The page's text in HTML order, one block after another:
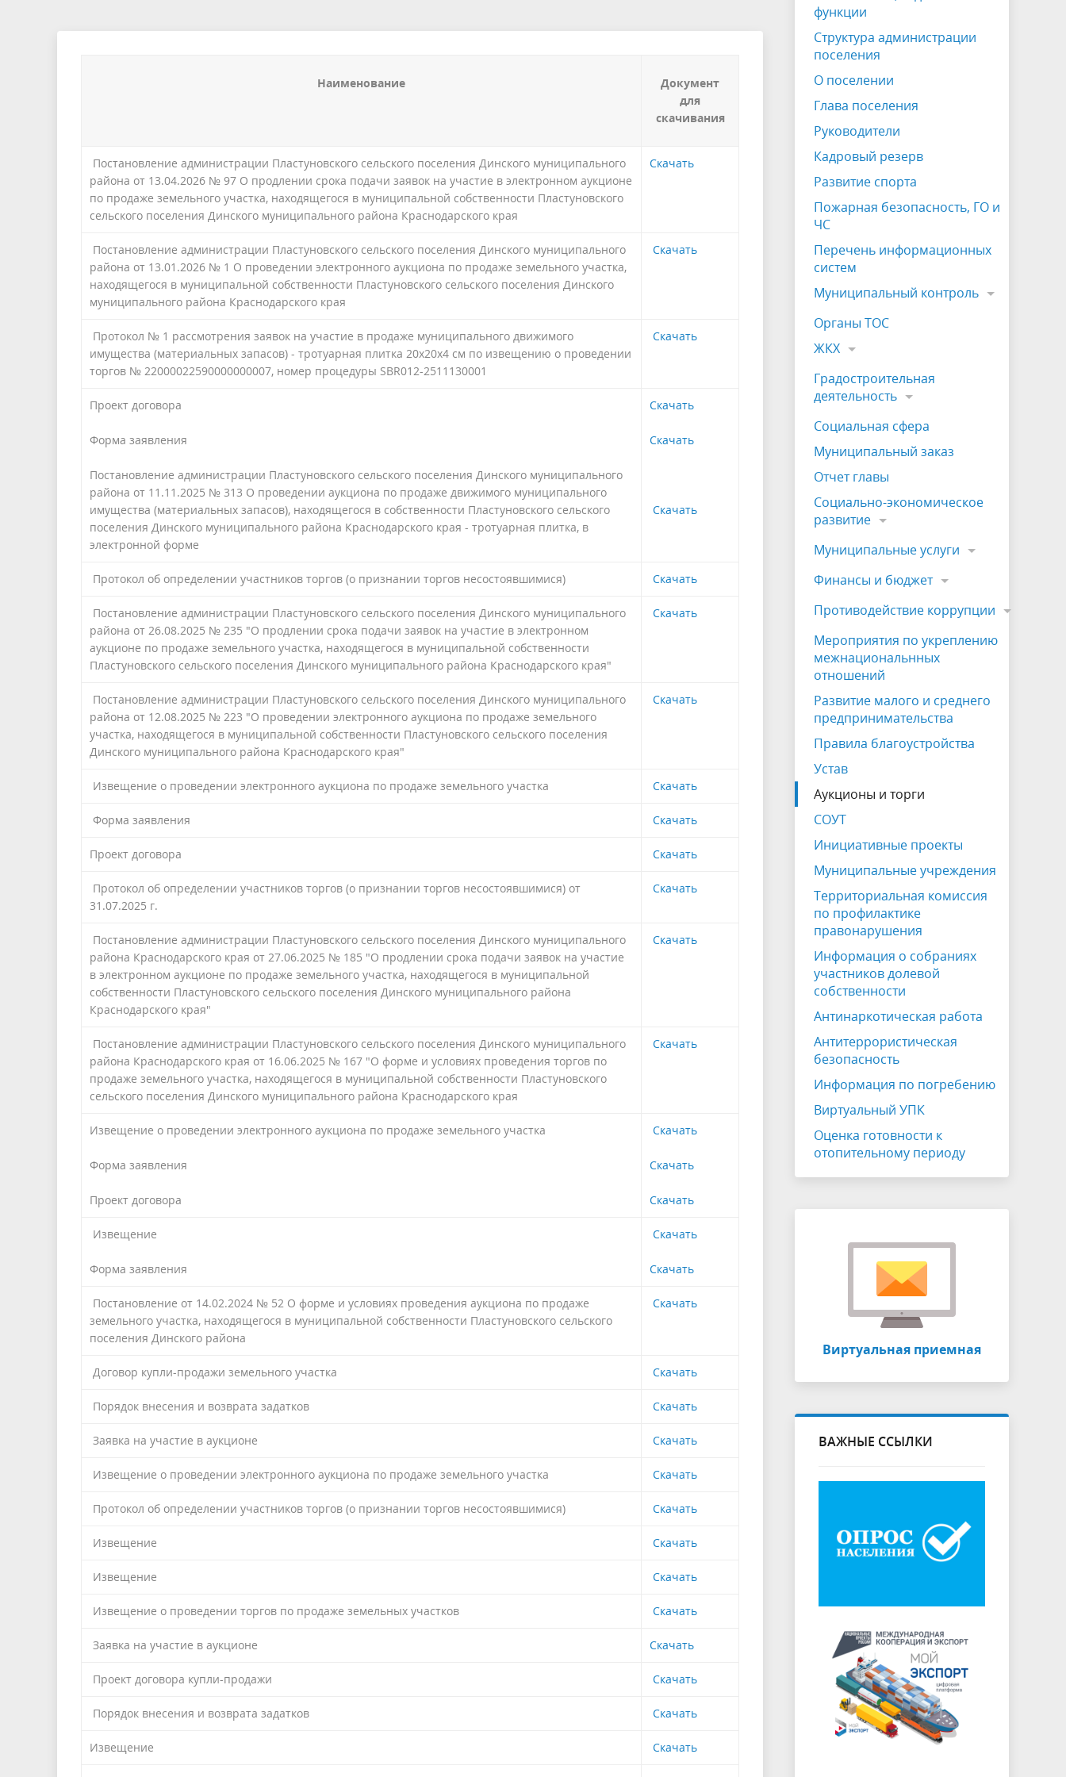
Отчет главы
Правила благоустройства
Инициативные проекты
Муниципальные учреждения
Территориальная комиссия по
профилактике правонарушения
Информация о собраниях участников
долевой собственности
Антинаркотическая работа
Антитеррористическая безопасность
Виртуальный УПК
Оценка готовности к отопительному
периоду
Публичные слушания
обязательствах имущественного
Наименование
Документ
для
скачивания
Постановление администрации Пластуновского сельского поселения Динского муниципального
района от 13.04.2026 № 97 О продлении срока подачи заявок на участие в электронном аукционе
по продаже земельного участка, находящегося в муниципальной собственности Пластуновского
сельского поселения Динского муниципального района Краснодарского края
Скачать
Постановление администрации Пластуновского сельского поселения Динского муниципального
района от 13.01.2026 № 1 О проведении электронного аукциона по продаже земельного участка,
находящегося в муниципальной собственности Пластуновского сельского поселения Динского
муниципального района Краснодарского края
Скачать
Протокол № 1 рассмотрения заявок на участие в продаже муниципального движимого
имущества (материальных запасов) - тротуарная плитка 20х20х4 см по извещению о проведении
торгов № 22000022590000000007, номер процедуры SBR012-2511130001
Скачать
Проект договора
Форма заявления
Постановление администрации Пластуновского сельского поселения Динского муниципального
района от 11.11.2025 № 313 О проведении аукциона по продаже движимого муниципального
имущества (материальных запасов), находящегося в собственности Пластуновского сельского
поселения Динского муниципального района Краснодарского края - тротуарная плитка, в
электронной форме
Скачать
Скачать
Скачать
Протокол об определении участников торгов (о признании торгов несостоявшимися) Скачать
Постановление администрации Пластуновского сельского поселения Динского муниципального
района от 26.08.2025 № 235 "О продлении срока подачи заявок на участие в электронном
аукционе по продаже земельного участка, находящегося в муниципальной собственности
Пластуновского сельского поселения Динского муниципального района Краснодарского края"
Скачать
Постановление администрации Пластуновского сельского поселения Динского муниципального
района от 12.08.2025 № 223 "О проведении электронного аукциона по продаже земельного
участка, находящегося в муниципальной собственности Пластуновского сельского поселения
Динского муниципального района Краснодарского края"
Скачать
Извещение о проведении электронного аукциона по продаже земельного участка Скачать
Форма заявления Скачать
Проект договора Скачать
Протокол об определении участников торгов (о признании торгов несостоявшимися) от
31.07.2025 г.
Скачать
Постановление администрации Пластуновского сельского поселения Динского муниципального
района Краснодарского края от 27.06.2025 № 185 "О продлении срока подачи заявок на участие
в электронном аукционе по продаже земельного участка, находящегося в муниципальной
собственности Пластуновского сельского поселения Динского муниципального района
Краснодарского края"
Скачать
Постановление администрации Пластуновского сельского поселения Динского муниципального
района Краснодарского края от 16.06.2025 № 167 "О форме и условиях проведения торгов по
продаже земельного участка, находящегося в муниципальной собственности Пластуновского
сельского поселения Динского муниципального района Краснодарского края
Скачать
Извещение о проведении электронного аукциона по продаже земельного участка
Форма заявления
Проект договора
Скачать
Скачать
Скачать
Извещение
Форма заявления
Скачать
Скачать
Постановление от 14.02.2024 № 52 О форме и условиях проведения аукциона по продаже
земельного участка, находящегося в муниципальной собственности Пластуновского сельского
поселения Динского района
Скачать
Договор купли-продажи земельного участка Скачать
Порядок внесения и возврата задатков Скачать
Заявка на участие в аукционе Скачать
Извещение о проведении электронного аукциона по продаже земельного участка Скачать
Протокол об определении участников торгов (о признании торгов несостоявшимися) Скачать
Извещение Скачать
Извещение Скачать
Извещение о проведении торгов по продаже земельных участков Скачать
Заявка на участие в аукционе Скачать
Проект договора купли-продажи Скачать
Порядок внесения и возврата задатков Скачать
Извещение Скачать
функции
Структура администрации
поселения
О поселении
Глава поселения
Руководители
Кадровый резерв
Развитие спорта
Пожарная безопасность, ГО и
ЧС
Перечень информационных
систем
Муниципальный контроль
Органы ТОС
ЖКХ
Градостроительная
деятельность
Социальная сфера
Муниципальный заказ
Отчет главы
Социально-экономическое
развитие
Муниципальные услуги
Финансы и бюджет
Противодействие коррупции
Мероприятия по укреплению
межнациональнных
отношений
Развитие малого и среднего
предпринимательства
Правила благоустройства
Устав
Аукционы и торги
СОУТ
Инициативные проекты
Муниципальные учреждения
Территориальная комиссия
по профилактике
правонарушения
Информация о собраниях
участников долевой
собственности
Антинаркотическая работа
Антитеррористическая
безопасность
Информация по погребению
Виртуальный УПК
Оценка готовности к
отопительному периоду
Виртуальная приемная
ВАЖНЫЕ ССЫЛКИ